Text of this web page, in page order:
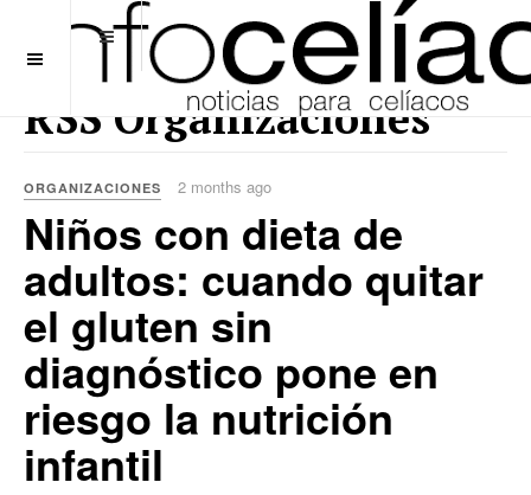
RSS Organizaciones
ORGANIZACIONES 2 months ago
Niños con dieta de
adultos: cuando quitar
el gluten sin
diagnóstico pone en
riesgo la nutrición
infantil